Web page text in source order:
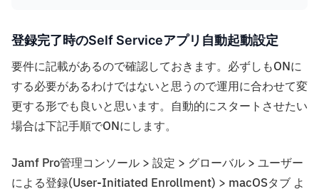
登録完了時のSelf Serviceアプリ自動起動設定
要件に記載があるので確認しておきます。必ずしもONに
する必要があるわけではないと思うので運用に合わせて変
更する形でも良いと思います。自動的にスタートさせたい
場合は下記手順でONにします。
Jamf Pro管理コンソール > 設定 > グローバル > ユーザー
による登録(User-Initiated Enrollment) > macOSタブ よ